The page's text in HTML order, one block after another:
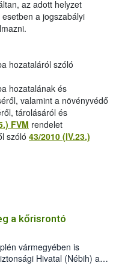
az adott helyzet
a jogszabályi
hozataláról szóló
hozatalának és
valamint a növényvédő
tárolásáról és
FVM rendelet
szóló 43/2010 (IV.23.)
a kőrisrontó
vármegyében is
Hivatal (Nébih) a